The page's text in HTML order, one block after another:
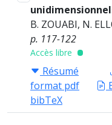
B. ZOUABI, N.
p. 117-122
Accès libre
Résumé
format pdf
bibTeX